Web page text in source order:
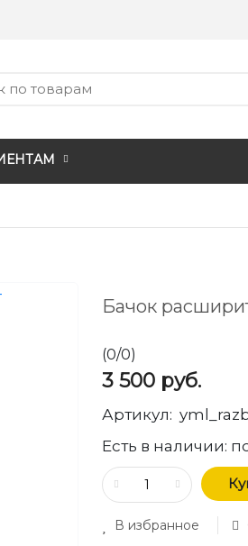
Бачок
(0/0)
3 500 руб.
Артикул:
Есть в наличии:
В избранное